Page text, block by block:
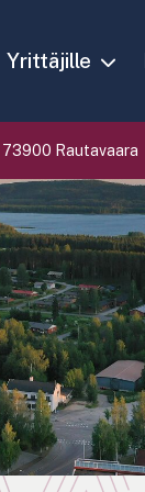
Yrittäjille
73900 Rautavaara